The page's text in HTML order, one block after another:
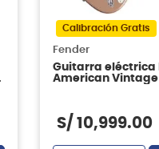
Calibración Gratis
Fender
Guitarra eléctrica
American Vintage
S/ 10,999.00